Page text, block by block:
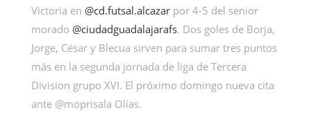
Victoria en @cd.futsal.alcazarpor 4-5 del senior
morado @ciudadguadalajarafs. Dos goles de Borja,
Jorge, César y Blecua sirven para sumar tres puntos
más en la segunda jornada de liga de Tercera
Division grupo XVI. El próximo domingo nueva cita
ante @moprisala Olías.